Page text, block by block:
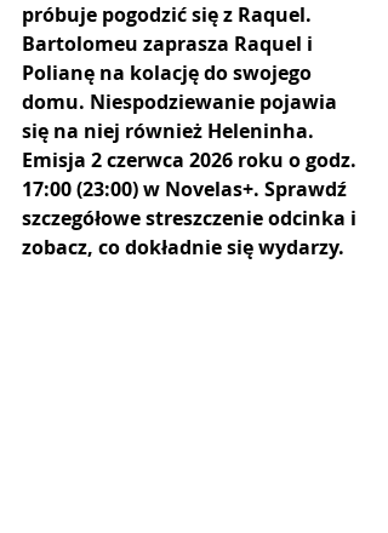
próbuje pogodzić się z Raquel.
Bartolomeu zaprasza Raquel i
Polianę na kolację do swojego
domu. Niespodziewanie pojawia
się na niej również Heleninha.
Emisja 2 czerwca 2026 roku o godz.
17:00 (23:00) w Novelas+. Sprawdź
szczegółowe streszczenie odcinka i
zobacz, co dokładnie się wydarzy.